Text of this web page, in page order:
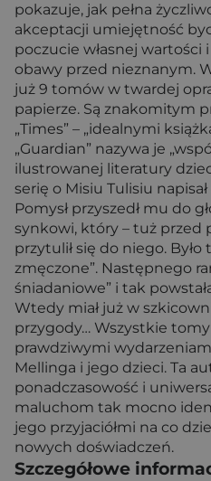
pokazuje, jak pełna
akceptacji umiejętność
poczucie własnej wartości
obawy przed nieznanym.
już 9 tomów w twardej
papierze. Są znakomitym
„Times” – „idealnymi
„Guardian” nazywa je
ilustrowanej literatury
serię o Misiu Tulisiu
Pomysł przyszedł mu do
synkowi, który – tuż przed
przytulił się do niego.
zmęczone”. Następnego
śniadaniowe” i tak
Wtedy miał już w
przygody… Wszystkie
prawdziwymi
Mellinga i jego dzieci. Ta
ponadczasowość i
maluchom tak mocno
jego przyjaciółmi na co
nowych doświadczeń.
Szczegółowe